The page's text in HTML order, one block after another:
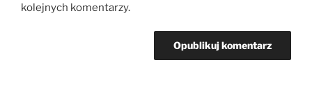
kolejnych komentarzy.